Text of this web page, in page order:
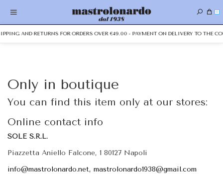
0
AND RETURNS FOR ORDERS OVER €49.00 - PAYMENT ON DELIVERY TO THE
Only in boutique
You can find this item only at our stores:
Online contact info
SOLE S.R.L.
Piazzetta Aniello Falcone, 1 80127 Napoli
info@mastrolonardo.net, mastrolonardo1938@gmail.com